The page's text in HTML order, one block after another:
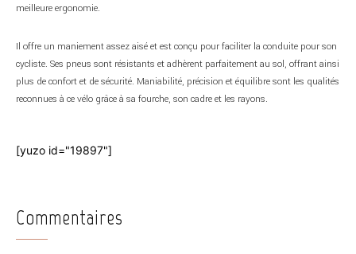
meilleure ergonomie.
Il offre un maniement assez aisé et est conçu pour faciliter la conduite pour son
cycliste. Ses pneus sont résistants et adhèrent parfaitement au sol, offrant ainsi
plus de confort et de sécurité. Maniabilité, précision et équilibre sont les qualités
reconnues à ce vélo grâce à sa fourche, son cadre et les rayons.
[yuzo id="19897"]
Commentaires